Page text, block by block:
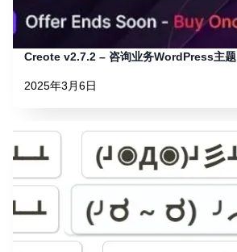
Creote v2.7.2 – 咨询业务WordPress主题
2025年3月6日